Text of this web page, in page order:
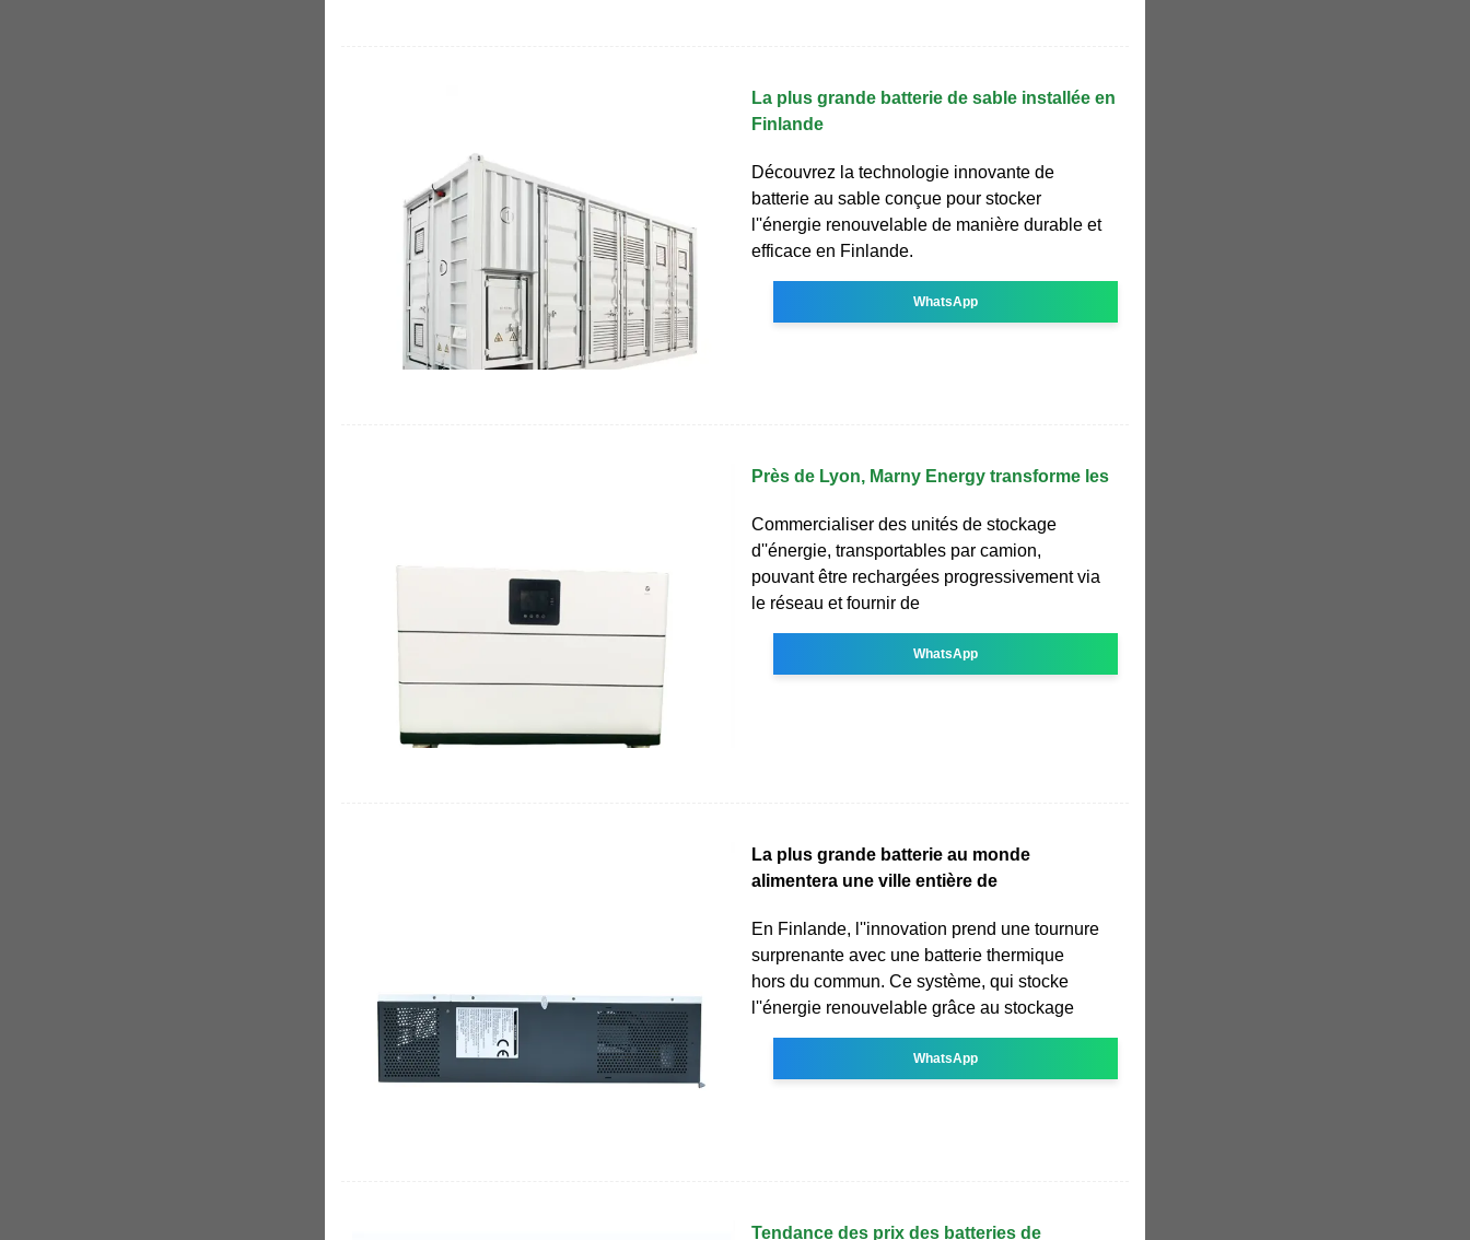
La plus grande batterie de sable installée en
Finlande
Découvrez la technologie innovante de
batterie au sable conçue pour stocker
l''énergie renouvelable de manière durable et
efficace en Finlande.
WhatsApp
Près de Lyon, Marny Energy transforme les
Commercialiser des unités de stockage
d''énergie, transportables par camion,
pouvant être rechargées progressivement via
le réseau et fournir de
WhatsApp
La plus grande batterie au monde
alimentera une ville entière de
En Finlande, l''innovation prend une tournure
surprenante avec une batterie thermique
hors du commun. Ce système, qui stocke
l''énergie renouvelable grâce au stockage
WhatsApp
Tendance des prix des batteries de